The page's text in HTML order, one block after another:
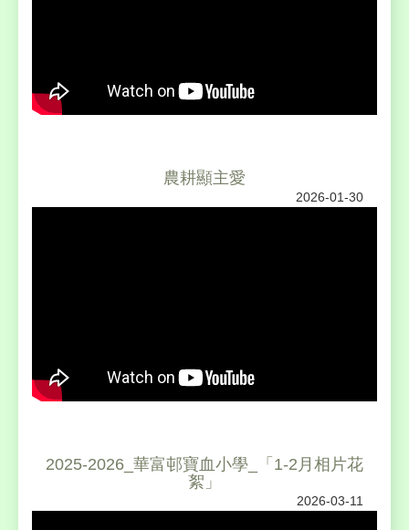
農耕顯主愛
2026-01-30
2025-2026_華富邨寶血小學_「1-2月相片花
絮」
2026-03-11